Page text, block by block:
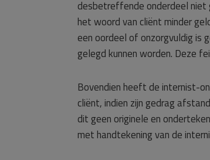
desbetreffende onderdeel niet
het woord van cliënt minder
een oordeel of onzorgvuldig is
gelegd kunnen worden. Deze
Bovendien heeft de internist-
cliënt, indien zijn gedrag
dit geen originele en
met handtekening van de